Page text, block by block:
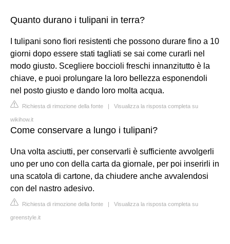
Quanto durano i tulipani in terra?
I tulipani sono fiori resistenti che possono durare fino a 10
giorni dopo essere stati tagliati se sai come curarli nel
modo giusto. Scegliere boccioli freschi innanzitutto è la
chiave, e puoi prolungare la loro bellezza esponendoli
nel posto giusto e dando loro molta acqua.
Richiesta di rimozione della fonte | Visualizza la risposta completa su
wikihow.it
Come conservare a lungo i tulipani?
Una volta asciutti, per conservarli è sufficiente avvolgerli
uno per uno con della carta da giornale, per poi inserirli in
una scatola di cartone, da chiudere anche avvalendosi
con del nastro adesivo.
Richiesta di rimozione della fonte | Visualizza la risposta completa su
greenstyle.it